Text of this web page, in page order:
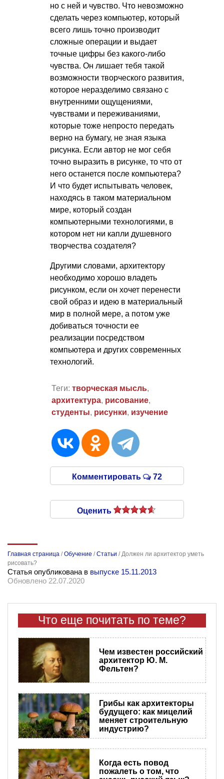
но с ней и чувство. Что невозможно
сделать через компьютер, который
всего лишь точно производит
сложные операции и выдает
точные цифры без какого-либо
чувства. Он лишает тебя такой
возможности творческого развития,
которое неразделимо связано с
внутренними ощущениями,
чувствами и переживаниями,
которые тоже непросто передать
верно на бумагу, не зная языка
рисунка. Если автор не мог себя
точно выразить в рисунке, то что от
него останется после компьютера?
И что будет испытывать человек,
находясь в таком материальном
мире, который создан
компьютерными технологиями, в
котором нет ни капли душевного
творчества создателя?
Другими словами, архитектору
необходимо хорошо владеть
рисунком, если он хочет перенести
свой образ и идею в материальный
мир в полной мере, а потом уже
добиваться точности ее
реализации посредством
компьютера и других современных
технологий.
Теги: творческая мысль,
архитектура, рисование,
студенты, рисунки, изучение
Комментировать 72
Оценить
Главная страница /Обучение /Статьи /Должен ли архитектор уметь
рисовать?
Статья опубликована в выпуске 15.11.2013
Обновлено 22.07.2020
Что еще почитать по теме?
Чем известен российский
архитектор Ю. М.
Фельтен?
Грибы как архитекторы
будущего: как мицелий
меняет строительную
индустрию?
Когда есть повод
пожалеть о том, что